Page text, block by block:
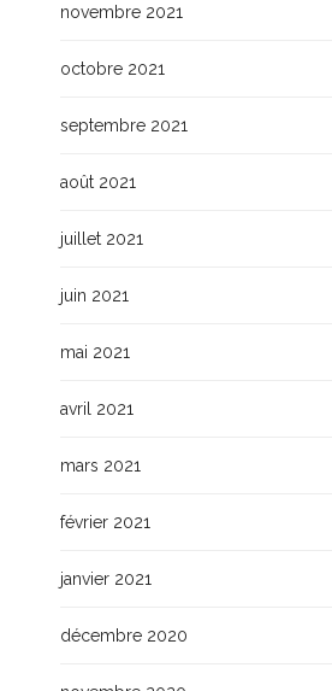
novembre 2021
octobre 2021
septembre 2021
août 2021
juillet 2021
juin 2021
mai 2021
avril 2021
mars 2021
février 2021
janvier 2021
décembre 2020